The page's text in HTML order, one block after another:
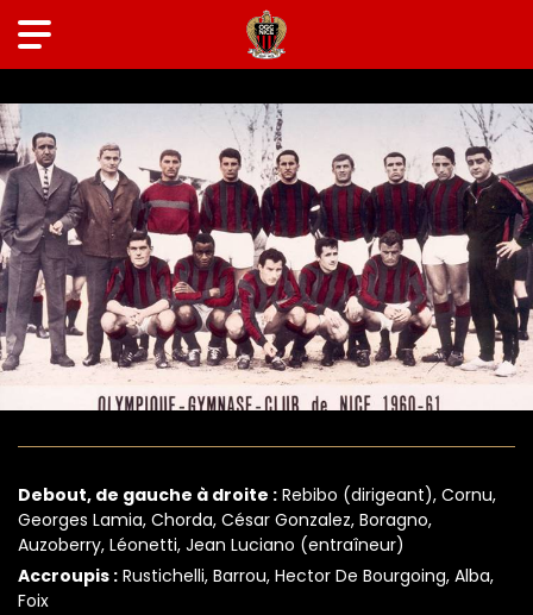
SAISON 1960-1961
Debout, de gauche à droite : Rebibo (dirigeant), Cornu,
Georges Lamia, Chorda, César Gonzalez, Boragno,
Auzoberry, Léonetti, Jean Luciano (entraîneur)
Accroupis : Rustichelli, Barrou, Hector De Bourgoing, Alba,
Foix